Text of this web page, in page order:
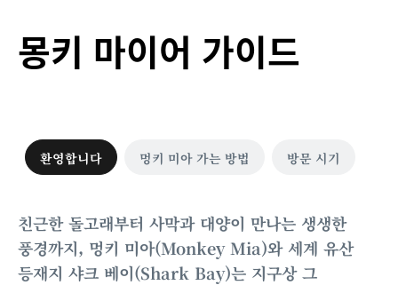
몽키 마이어 가이드
환영합니다 멍키 미아 가는 방법 방문 시기
친근한 돌고래부터 사막과 대양이 만나는 생생한
풍경까지, 멍키 미아(Monkey Mia)와 세계 유산
등재지 샤크 베이(Shark Bay)는 지구상 그